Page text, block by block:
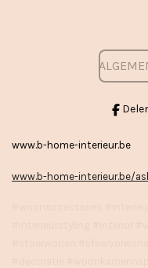
www.b-home-interieur.be
www.b-home-interieur.be/